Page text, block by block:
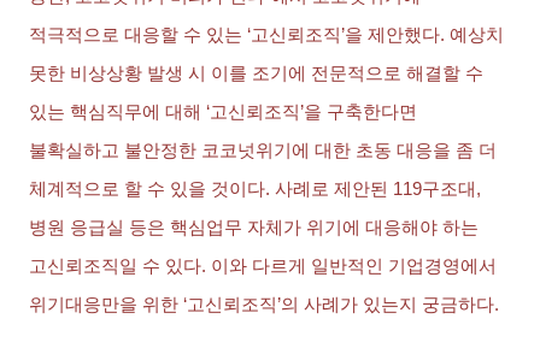
적극적으로 대응할 수 있는 ‘고신뢰조직’을 제안했다. 예상치
못한 비상상황 발생 시 이를 조기에 전문적으로 해결할 수
있는 핵심직무에 대해 ‘고신뢰조직’을 구축한다면
불확실하고 불안정한 코코넛위기에 대한 초동 대응을 좀 더
체계적으로 할 수 있을 것이다.사례로 제안된 119구조대 ,
병원 응급실 등은 핵심업무 자체가 위기에 대응해야 하는
고신뢰조직일 수 있다. 이와 다르게 일반적인 기업경영에서
위기대응만을 위한 ‘고신뢰조직’의 사례가 있는지 궁금하다.